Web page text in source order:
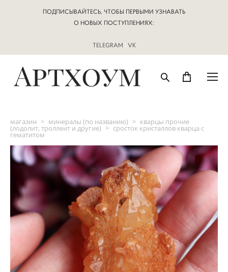
ПОДПИСЫВАЙТЕСЬ, ЧТОБЫ ПЕРВЫМИ УЗНАВАТЬ
О НОВЫХ ПОСТУПЛЕНИЯХ:
TELEGRAM | VK
магазин > минералы (по названию) > кварцы прочие
(лодолит, троллеит и другие) > сросток кристаллов кварца с
гематитом